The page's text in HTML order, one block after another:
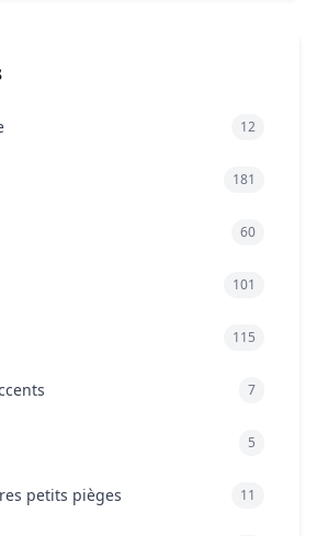
pour une rentrée plus sereine
12
181
60
101
115
7
5
petits pièges 11